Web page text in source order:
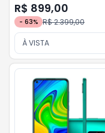
R$ 899,00
- 63% R$ 2.399,00
À VISTA